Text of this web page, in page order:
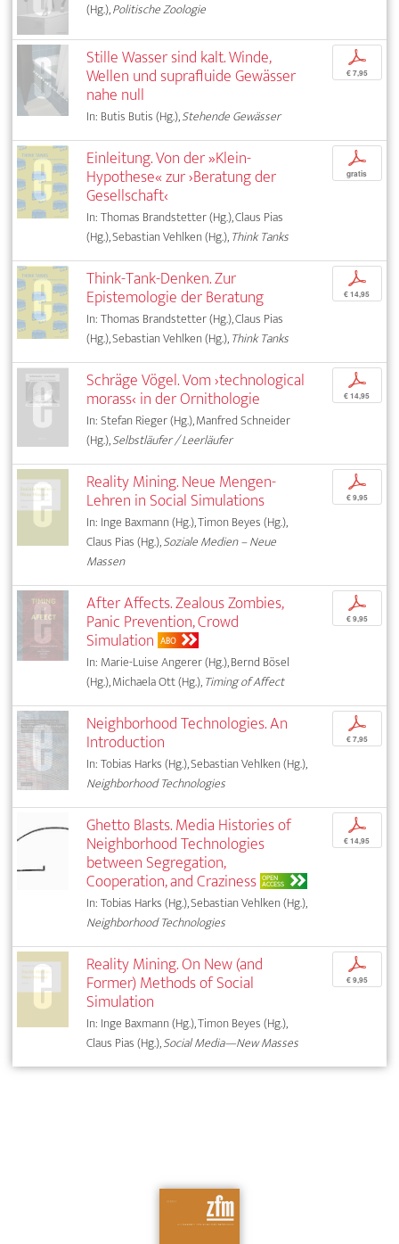
(Hg.),Politische Zoologie
Stille Wasser sind kalt. Winde,
Wellen und suprafluide Gewässer
nahe null
In: Butis Butis (Hg.),Stehende Gewässer
p
€ 7,95
Einleitung. Von der »Klein-
Hypothese« zur ›Beratung der
Gesellschaft‹
In: Thomas Brandstetter (Hg.), Claus Pias
(Hg.), Sebastian Vehlken (Hg.),Think Tanks
p
gratis
Think-Tank-Denken. Zur
Epistemologie der Beratung
In: Thomas Brandstetter (Hg.), Claus Pias
(Hg.), Sebastian Vehlken (Hg.),Think Tanks
p
€ 14,95
Schräge Vögel. Vom ›technological
morass‹ in der Ornithologie
In: Stefan Rieger (Hg.), Manfred Schneider
(Hg.),Selbstläufer / Leerläufer
p
€ 14,95
Reality Mining. Neue Mengen-
Lehren in Social Simulations
In: Inge Baxmann (Hg.), Timon Beyes (Hg.),
Claus Pias (Hg.),Soziale Medien – Neue
Massen
p
€ 9,95
After Affects. Zealous Zombies,
Panic Prevention, Crowd
Simulation ABO
In: Marie-Luise Angerer (Hg.), Bernd Bösel
(Hg.), Michaela Ott (Hg.),Timing of Affect
p
€ 9,95
Neighborhood Technologies. An
Introduction
In: Tobias Harks (Hg.), Sebastian Vehlken (Hg.),
Neighborhood Technologies
p
€ 7,95
Ghetto Blasts. Media Histories of
Neighborhood Technologies
between Segregation,
Cooperation, and Craziness OPEN
ACCESS
In: Tobias Harks (Hg.), Sebastian Vehlken (Hg.),
Neighborhood Technologies
p
€ 14,95
Reality Mining. On New (and
Former) Methods of Social
Simulation
In: Inge Baxmann (Hg.), Timon Beyes (Hg.),
Claus Pias (Hg.),Social Media—New Masses
p
€ 9,95